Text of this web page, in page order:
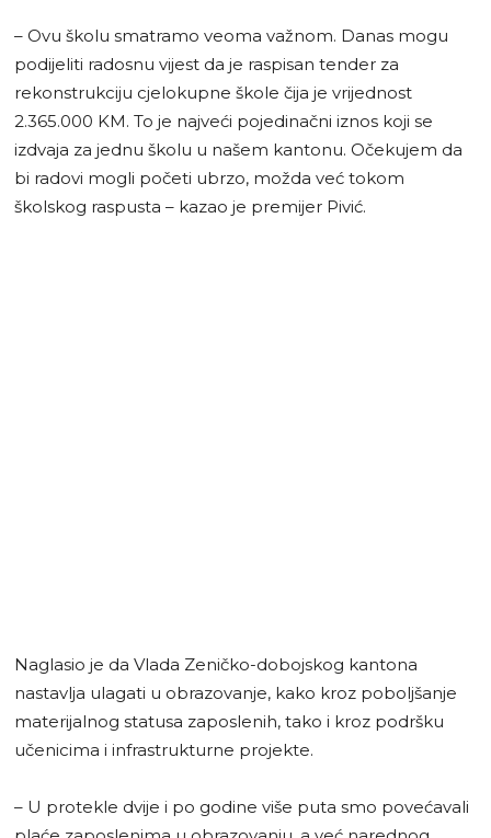
– Ovu školu smatramo veoma važnom. Danas mogu
podijeliti radosnu vijest da je raspisan tender za
rekonstrukciju cjelokupne škole čija je vrijednost
2.365.000 KM. To je najveći pojedinačni iznos koji se
izdvaja za jednu školu u našem kantonu. Očekujem da
bi radovi mogli početi ubrzo, možda već tokom
školskog raspusta – kazao je premijer Pivić.
Naglasio je da Vlada Zeničko-dobojskog kantona
nastavlja ulagati u obrazovanje, kako kroz poboljšanje
materijalnog statusa zaposlenih, tako i kroz podršku
učenicima i infrastrukturne projekte.
– U protekle dvije i po godine više puta smo povećavali